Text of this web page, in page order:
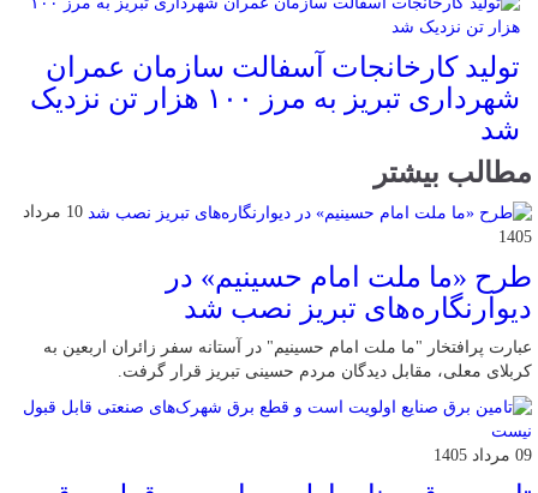
تولید کارخانجات آسفالت سازمان عمران
شهرداری تبریز به مرز ۱۰۰ هزار تن نزدیک
شد
مطالب بیشتر
10 مرداد
1405
طرح «ما ملت امام حسینیم» در
دیوارنگاره‌های تبریز نصب شد
عبارت پرافتخار "ما ملت امام حسینیم" در آستانه سفر زائران اربعین به
کربلای معلی، مقابل دیدگان مردم حسینی تبریز قرار گرفت.
09 مرداد 1405